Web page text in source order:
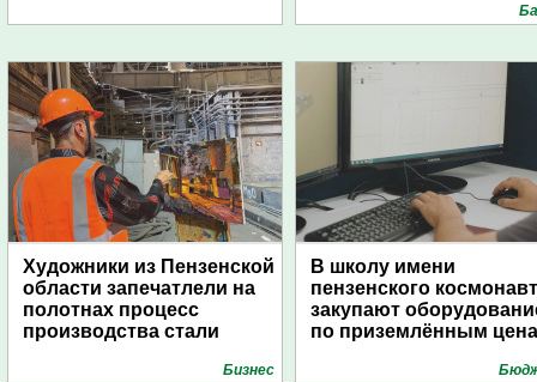
Художники из Пензенской
области запечатлели на
полотнах процесс
производства стали
Бизнес
В школу имени
пензенского
закупают
по приземлённым